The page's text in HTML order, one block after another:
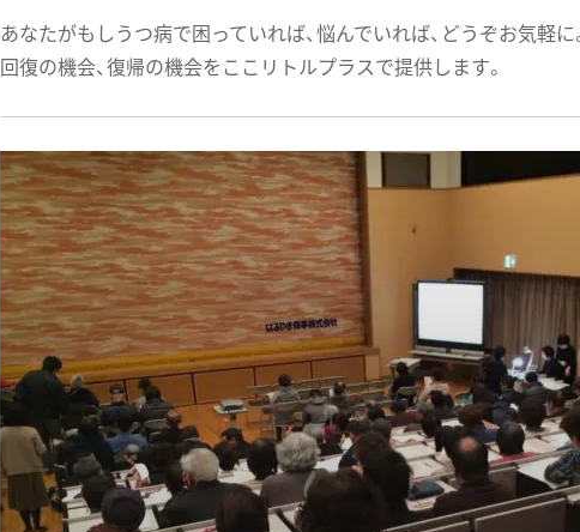
あなたがもしうつ病で困っていれば、悩んでいれば、どうぞお気軽に
回復の機会、復帰の機会をここリトルプラスで提供します。